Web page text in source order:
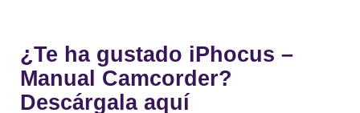
¿Te ha gustado iPhocus –
Manual Camcorder?
Descárgala aquí